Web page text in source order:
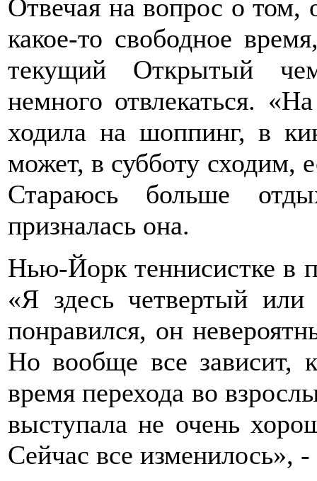
Отвечая на вопрос о том,
какое-то свободное
текущий Открытый
немного отвлекаться.
ходила на шоппинг, в
может, в субботу сходим,
Стараюсь больше
призналась она.
Нью-Йорк теннисистке в
«Я здесь четвертый
понравился, он
Но вообще все зависит,
время перехода во
выступала не очень
Сейчас все изменилось»,